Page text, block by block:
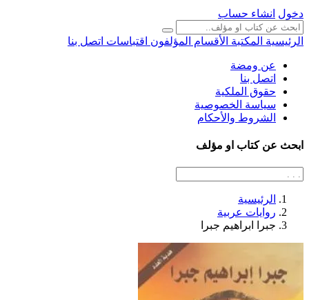
دخول انشاء حساب
الرئيسية المكتبة الأقسام المؤلفون اقتباسات اتصل بنا
عن ومضة
اتصل بنا
حقوق الملكية
سياسة الخصوصية
الشروط والأحكام
ابحث عن كتاب او مؤلف
الرئيسية
روايات عربية
جبرا ابراهيم جبرا